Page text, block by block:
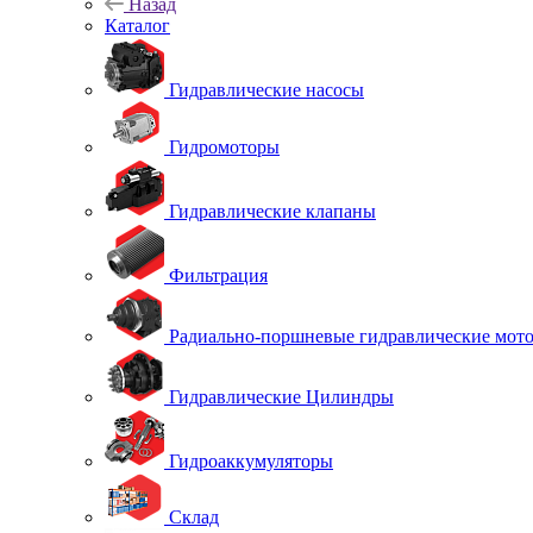
Назад
Каталог
Гидравлические насосы
Гидромоторы
Гидравлические клапаны
Фильтрация
Радиально-поршневые гидравлические
Гидравлические Цилиндры
Гидроаккумуляторы
Склад